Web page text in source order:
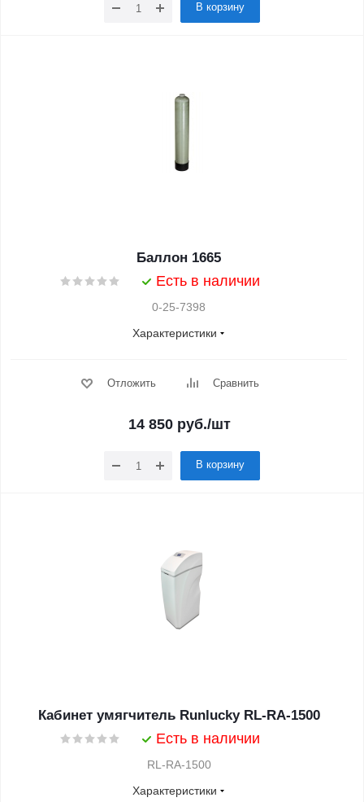
В корзину
Баллон 1665
Есть в наличии
0-25-7398
Характеристики
Отложить Сравнить
14 850руб./шт
В корзину
Кабинет умягчитель Runlucky RL-RA-1500
Есть в наличии
RL-RA-1500
Характеристики